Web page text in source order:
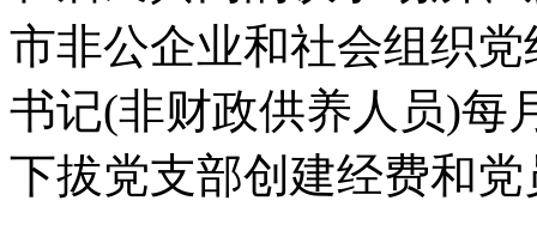
市非公企业和社会组织
书记(非财政供养人员)每
下拔党支部创建经费和